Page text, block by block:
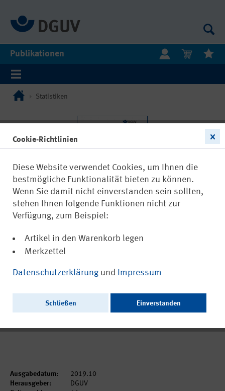
Publikationen
Statistiken
2018
Ausgabedatum:
2019.10
Herausgeber:
DGUV
Cookie-Richtlinien
Diese Website verwendet Cookies, um Ihnen die
bestmögliche Funktionalität bieten zu können.
Wenn Sie damit nicht einverstanden sein sollten,
stehen Ihnen folgende Funktionen nicht zur
Verfügung, zum Beispiel:
Artikel in den Warenkorb legen
Merkzettel
Datenschutzerklärung und Impressum
Schließen Einverstanden